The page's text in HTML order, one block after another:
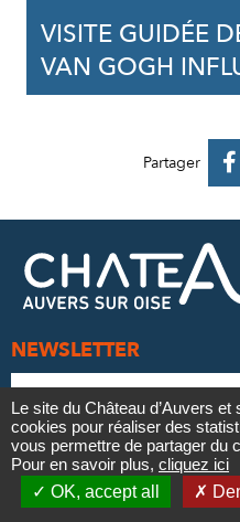
VISITE GUIDÉE
VAN GOGH
Partager 
NEWSLETTER
Adresse
e-
mail
*
Vos informations sont
du Val d’Oise, sur la
pour votre inscription à
Le site du Château d’Auvers
cookies pour réaliser des
vous permettre de partager du
Pour en savoir plus, cliquez ici
OK, accept all